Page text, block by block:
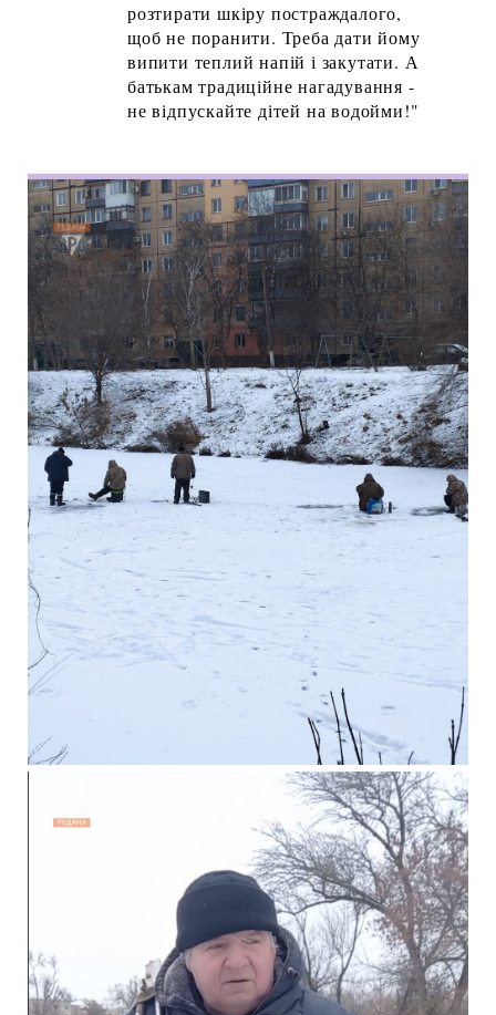
розтирати шкіру постраждалого,
щоб не поранити. Треба дати йому
випити теплий напій і закутати. А
батькам традиційне нагадування -
не відпускайте дітей на водойми!"